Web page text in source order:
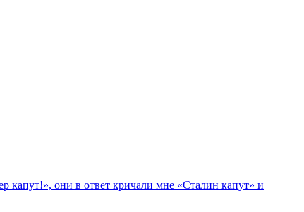
капут!», они в ответ кричали мне «Сталин капут» и